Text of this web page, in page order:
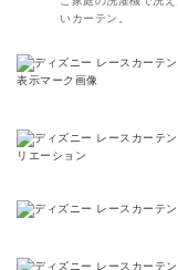
いカーテン。